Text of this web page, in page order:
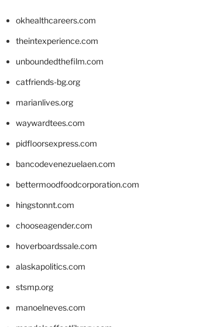
okhealthcareers.com
theintexperience.com
unboundedthefilm.com
catfriends-bg.org
marianlives.org
waywardtees.com
pidfloorsexpress.com
bancodevenezuelaen.com
bettermoodfoodcorporation.com
hingstonnt.com
chooseagender.com
hoverboardssale.com
alaskapolitics.com
stsmp.org
manoelneves.com